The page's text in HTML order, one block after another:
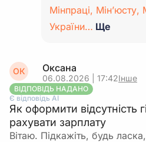
Мінпраці, Мін’юсту,
України… Ще
ОК Оксана
06.08.2026 | 17:42Інше
ВІДПОВІДЬ НАДАНО
Є відповідь АІ
Як оформити відсутність
рахувати зарплату
Вітаю. Підкажіть, будь